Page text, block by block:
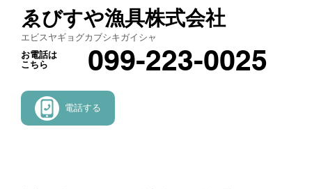
ゑびすや漁具株式会社
エビスヤギョグカブシキガイシャ
お電話は
こちら
099-223-0025
電話する